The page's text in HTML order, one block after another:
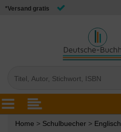
*Versand gratis
Home > Schulbuecher > Englisch